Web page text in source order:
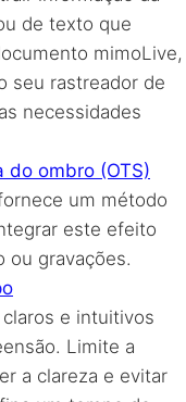
de texto que
mimoLive,
seu rastreador de
necessidades
do ombro (OTS)
um método
este efeito
ou gravações.
e intuitivos
Limite a
a clareza e evitar